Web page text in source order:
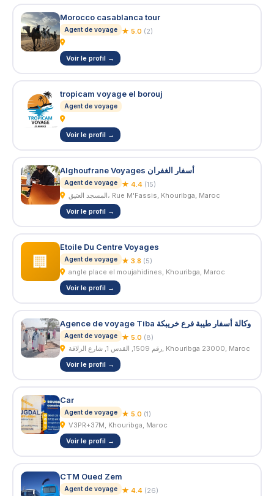
Morocco casablanca tour
Agent de voyage ★ 5.0 (2)
Voir le profil →
tropicam voyage el borouj
Agent de voyage
Voir le profil →
Alghoufrane Voyages أسفار الغفران
Agent de voyage ★ 4.4 (15)
المسجد العتيق، Rue M'Fassis, Khouribga, Maroc
Voir le profil →
🏢
Etoile Du Centre Voyages
Agent de voyage ★ 3.8 (5)
angle place el moujahidines, Khouribga, Maroc
Voir le profil →
Agence de voyage Tiba وكالة أسفار طيبة فرع خريبكة
Agent de voyage ★ 5.0 (8)
رقم 1509, القدس 1, شارع الزلاقة, Khouribga 23000, Maroc
Voir le profil →
Car
Agent de voyage ★ 5.0 (1)
V3PR+37M, Khouribga, Maroc
Voir le profil →
CTM Oued Zem
Agent de voyage ★ 4.4 (26)